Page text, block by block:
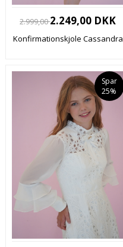
2.999,002.249,00 DKK
Konfirmationskjole Cassandra
Spar
25%